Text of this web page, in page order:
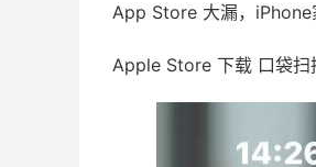
App Store 大漏，iPhone
Apple Store 下载 口袋扫